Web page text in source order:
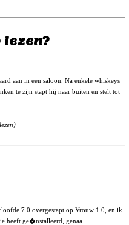
lezen?
aan in een saloon. Na enkele whiskeys
te zijn stapt hij naar buiten en stelt tot
7.0 overgestapt op Vrouw 1.0, en ik
heeft ge�nstalleerd, genaa...